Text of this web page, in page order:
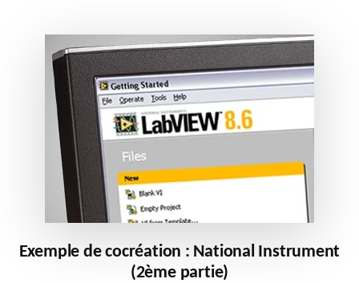
Exemple de cocréation : National Instrument
(2ème partie)